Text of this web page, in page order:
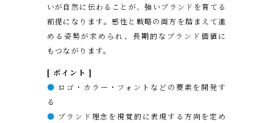
いが自然に伝わることが、強いブランドを育てる
前提になります。感性と戦略の両方を踏まえて進
める姿勢が求められ、長期的なブランド価値に
もつながります。
[ ポイント ]
● ロゴ・カラー・フォントなどの要素を開発す
る
● ブランド理念を視覚的に表現する方向を定め